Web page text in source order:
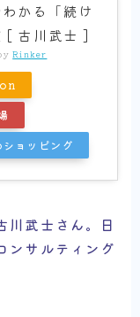
かる「続け
[ 古川武士 ]
Rinker
ョッピング
川武士さん。日
ンサルティング